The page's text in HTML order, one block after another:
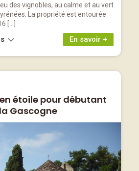
des vignobles, au calme et au vert
La propriété est entourée
[…]
En savoir +
étoile pour débutant
Gascogne